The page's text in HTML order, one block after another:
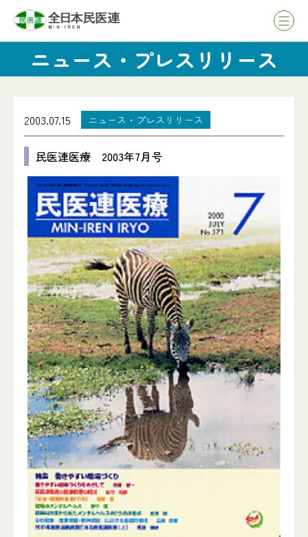
ニュース・プレスリリース
2003.07.15 ニュース・プレスリリース
民医連医療 2003年7月号